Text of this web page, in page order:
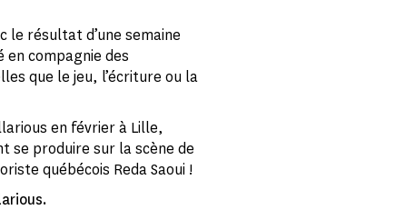
résultat d’une semaine
compagnie des
que le jeu, l’écriture ou la
en février à Lille,
se produire sur la scène de
québécois Reda Saoui !